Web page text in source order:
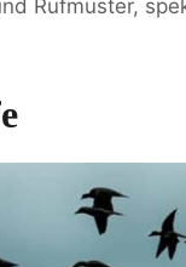
Rufmuster,